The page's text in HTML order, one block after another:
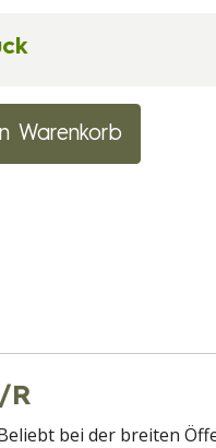
Warenkorb
R
bei der breiten